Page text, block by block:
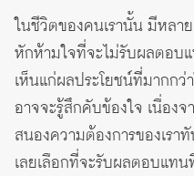
ในชีวิตของคนเรานั้น มีหลา
หักห้ามใจที่จะไม่รับผลตอ
เห็นแก่ผลประโยชน์ที่มากก
อาจจะรู้สึกคับข้องใจ เนื่อง
สนองความต้องการของเร
เลยเลือกที่จะรับผลตอบแท